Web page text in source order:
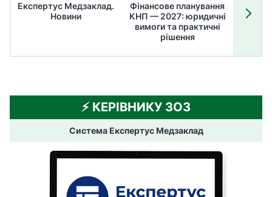
Експертус Медзаклад.
Новини
Фінансове планування
КНП — 2027: юридичні
вимоги та практичні
рішення
⚡️ КЕРІВНИКУ ЗОЗ
Система Експертус Медзаклад